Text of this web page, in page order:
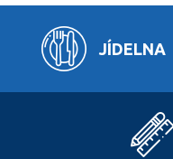
JÍDELNA